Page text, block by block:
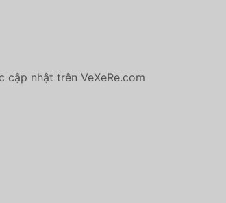
cập nhật trên VeXeRe.com